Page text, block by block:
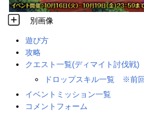
別画像
遊び方
攻略
クエスト一覧(ディマイト討伐戦)
ドロップスキル一覧 ※前
イベントミッション一覧
コメントフォーム